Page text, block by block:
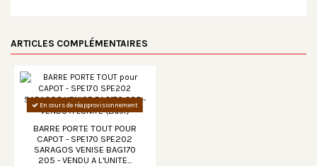
ARTICLES COMPLÉMENTAIRES
En cours de réapprovisionnement
BARRE PORTE TOUT POUR
CAPOT - SPE170 SPE202
SARAGOS VENISE BAG170
205 - VENDU A L'UNITE...